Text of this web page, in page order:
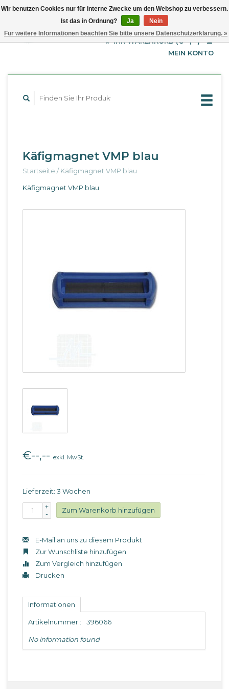
EUR
GBP
USD
English
Français
IHR WARENKORB (€--,--)
MEIN KONTO
Käfigmagnet VMP blau
Startseite /Käfigmagnet VMP blau
Käfigmagnet VMP blau
€--,-- exkl. MwSt.
Lieferzeit: 3 Wochen
+
-
Zum Warenkorb hinzufügen
E-Mail an uns zu diesem Produkt
Zur Wunschliste hinzufügen
Zum Vergleich hinzufügen
Drucken
Informationen
Artikelnummer:: 396066
No information found
Wir benutzen Cookies nur für interne Zwecke um den Webshop zu verbessern.
Ist das in Ordnung?
Ja
Nein
Für weitere Informationen beachten Sie bitte unsere Datenschutzerklärung. »